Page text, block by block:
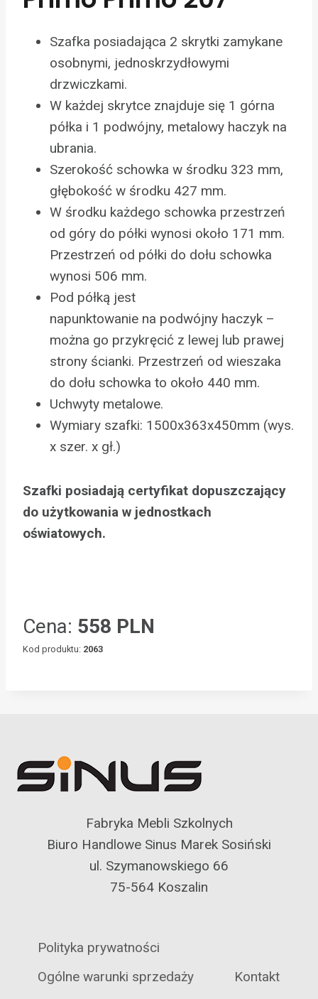
Szafka posiadająca 2 skrytki zamykane
osobnymi, jednoskrzydłowymi
drzwiczkami.
W każdej skrytce znajduje się 1 górna
półka i 1 podwójny, metalowy haczyk na
ubrania.
Szerokość schowka w środku 323 mm,
głębokość w środku 427 mm.
W środku każdego schowka przestrzeń
od góry do półki wynosi około 171 mm.
Przestrzeń od półki do dołu schowka
wynosi 506 mm.
Pod półką jest
napunktowanie na podwójny haczyk –
można go przykręcić z lewej lub prawej
strony ścianki. Przestrzeń od wieszaka
do dołu schowka to około 440 mm.
Uchwyty metalowe.
Wymiary szafki: 1500x363x450mm (wys.
x szer. x gł.)
Szafki posiadają certyfikat dopuszczający
do użytkowania w jednostkach
oświatowych.
Cena: 558 PLN
Kod produktu: 2063
Fabryka Mebli Szkolnych
Biuro Handlowe Sinus Marek Sosiński
ul. Szymanowskiego 66
75-564 Koszalin
Polityka prywatności
Ogólne warunki sprzedaży
Kontakt